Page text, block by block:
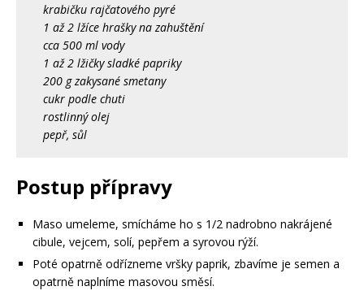
krabičku rajčatového pyré
1 až 2 lžíce hrašky na zahuštění
cca 500 ml vody
1 až 2 lžičky sladké papriky
200 g zakysané smetany
cukr podle chuti
rostlinný olej
pepř, sůl
Postup přípravy
Maso umeleme, smícháme ho s 1/2 nadrobno nakrájené
cibule, vejcem, solí, pepřem a syrovou rýží.
Poté opatrně odřízneme vršky paprik, zbavíme je semen a
opatrně naplníme masovou směsí.